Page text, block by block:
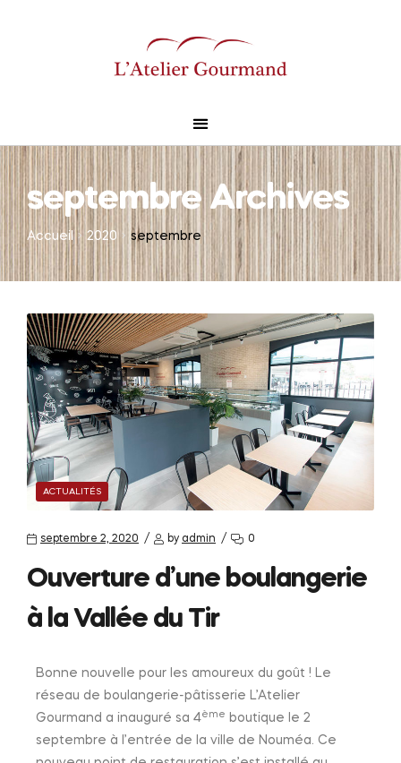
septembre Archives
Accueil 2020 septembre
ACTUALITÉS
septembre 2, 2020 by admin 0
Ouverture d’une boulangerie
à la Vallée du Tir
Bonne nouvelle pour les amoureux du goût ! Le
réseau de boulangerie-pâtisserie L’Atelier
Gourmand a inauguré sa 4ème
boutique le 2
septembre à l’entrée de la ville de Nouméa. Ce